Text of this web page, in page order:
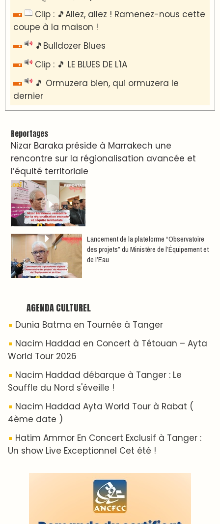
​Lancement de la plateforme “Observatoire
des projets” du Ministère de l’Équipement et
AGENDA CULTUREL
Dunia Batma en Tournée à Tanger
World Tour 2026
Nacim Haddad débarque à Tanger : Le
Souffle du Nord s'éveille !
Nacim Haddad Ayta World Tour à Rabat (
4ème date )
Hatim Ammor En Concert Exclusif à Tanger :
Un show Live Exceptionnel Cet été !
ABOUT US
VOS CONTRIBUTIONS
Proposer votre article
L'ODJ LIVE TV
WEB RADIO R212
Copyright © 2022 Groupe de presse Arrissala
Ce site utilise Google Analytics. En continuant à naviguer, vous nous
autorisez à déposer un cookie à des fins de mesure d'audience
Plan du site
Syndication